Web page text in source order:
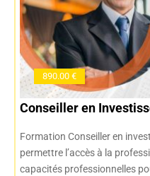
890.00 €
Conseiller en
Formation Conseiller en
permettre l’accès à la
capacités professionnelles